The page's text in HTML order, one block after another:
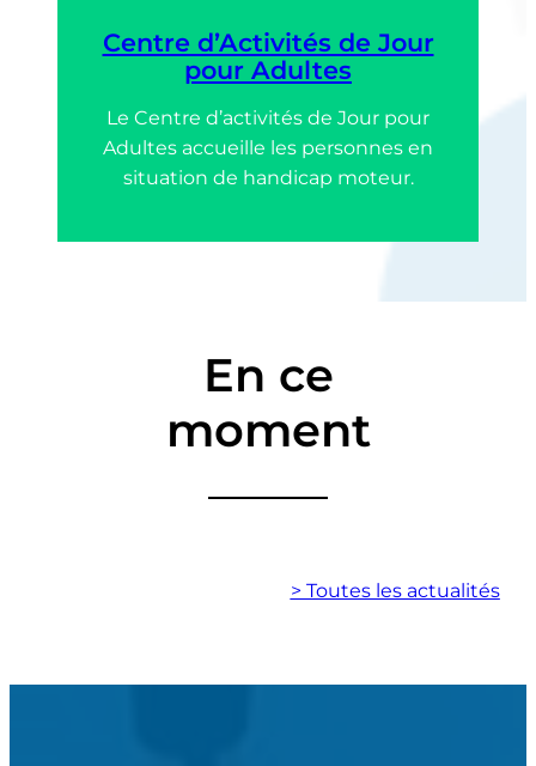
Centre d’Activités de Jour
pour Adultes
Le Centre d’activités de Jour pour
Adultes accueille les personnes en
situation de handicap moteur.
En ce
moment
> Toutes les actualités